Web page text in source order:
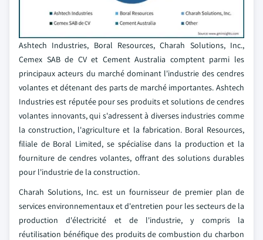
Ashtech Industries, Boral Resources, Charah Solutions, Inc.,
Cemex SAB de CV et Cement Australia comptent parmi les
principaux acteurs du marché dominant l'industrie des cendres
volantes et détenant des parts de marché importantes. Ashtech
Industries est réputée pour ses produits et solutions de cendres
volantes innovants, qui s'adressent à diverses industries comme
la construction, l'agriculture et la fabrication. Boral Resources,
filiale de Boral Limited, se spécialise dans la production et la
fourniture de cendres volantes, offrant des solutions durables
pour l'industrie de la construction.
Charah Solutions, Inc. est un fournisseur de premier plan de
services environnementaux et d'entretien pour les secteurs de la
production d'électricité et de l'industrie, y compris la
réutilisation bénéfique des produits de combustion du charbon